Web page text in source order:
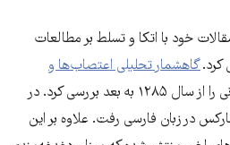
خود با اتکا و تسلط بر مطالعات
کرد.گاهشمار تحلیلی اعتصاب‌ها و
، مبارزه کارگران ایرانی را از سال ۱۲۸۵ به بعد بررسی کرد. در
در زبان فارسی رفت. علاوه بر این